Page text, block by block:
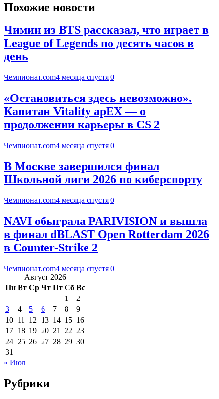
Похожие новости
Чимин из BTS рассказал, что играет в
League of Legends по десять часов в
день
Чемпионат.com4 месяца спустя 0
«Остановиться здесь невозможно».
Капитан Vitality apEX — о
продолжении карьеры в CS 2
Чемпионат.com4 месяца спустя 0
В Москве завершился финал
Школьной лиги 2026 по киберспорту
Чемпионат.com4 месяца спустя 0
NAVI обыграла PARIVISION и вышла
в финал dBLAST Open Rotterdam 2026
в Counter-Strike 2
Чемпионат.com4 месяца спустя 0
Август 2026
Пн Вт Ср Чт Пт Сб Вс
1
2
3
4 5 6 7 8
9
10 11 12 13 14 15 16
17 18 19 20 21 22 23
24 25 26 27 28 29 30
31
« Июл
Рубрики